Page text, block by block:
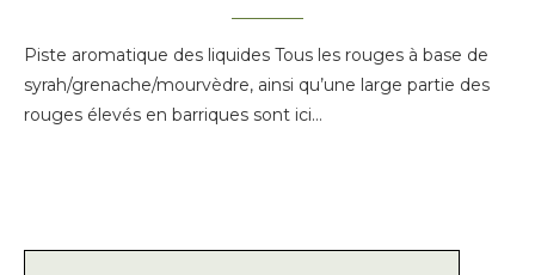
Piste aromatique des liquides Tous les rouges à base de
syrah/grenache/mourvèdre, ainsi qu’une large partie des
rouges élevés en barriques sont ici…